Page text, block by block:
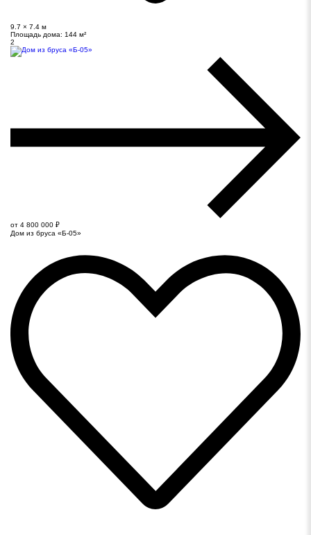
9.7 × 7.4 м
Площадь дома: 144 м²
2
от 4 800 000 ₽
Дом из бруса «Б-05»